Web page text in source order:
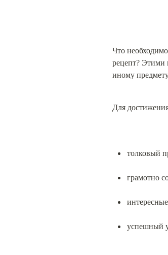
Что
рецепт? Этими
иному
Для
толковый
грамотно
успешный